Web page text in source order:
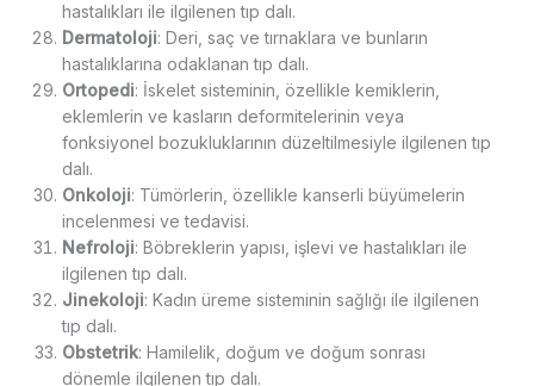
hastalıkları ile ilgilenen tıp dalı.
Dermatoloji: Deri, saç ve tırnaklara ve bunların
hastalıklarına odaklanan tıp dalı.
Ortopedi: İskelet sisteminin, özellikle kemiklerin,
eklemlerin ve kasların deformitelerinin veya
fonksiyonel bozukluklarının düzeltilmesiyle ilgilenen tıp
dalı.
Onkoloji: Tümörlerin, özellikle kanserli büyümelerin
incelenmesi ve tedavisi.
Nefroloji: Böbreklerin yapısı, işlevi ve hastalıkları ile
ilgilenen tıp dalı.
Jinekoloji: Kadın üreme sisteminin sağlığı ile ilgilenen
tıp dalı.
Obstetrik: Hamilelik, doğum ve doğum sonrası
dönemle ilgilenen tıp dalı.